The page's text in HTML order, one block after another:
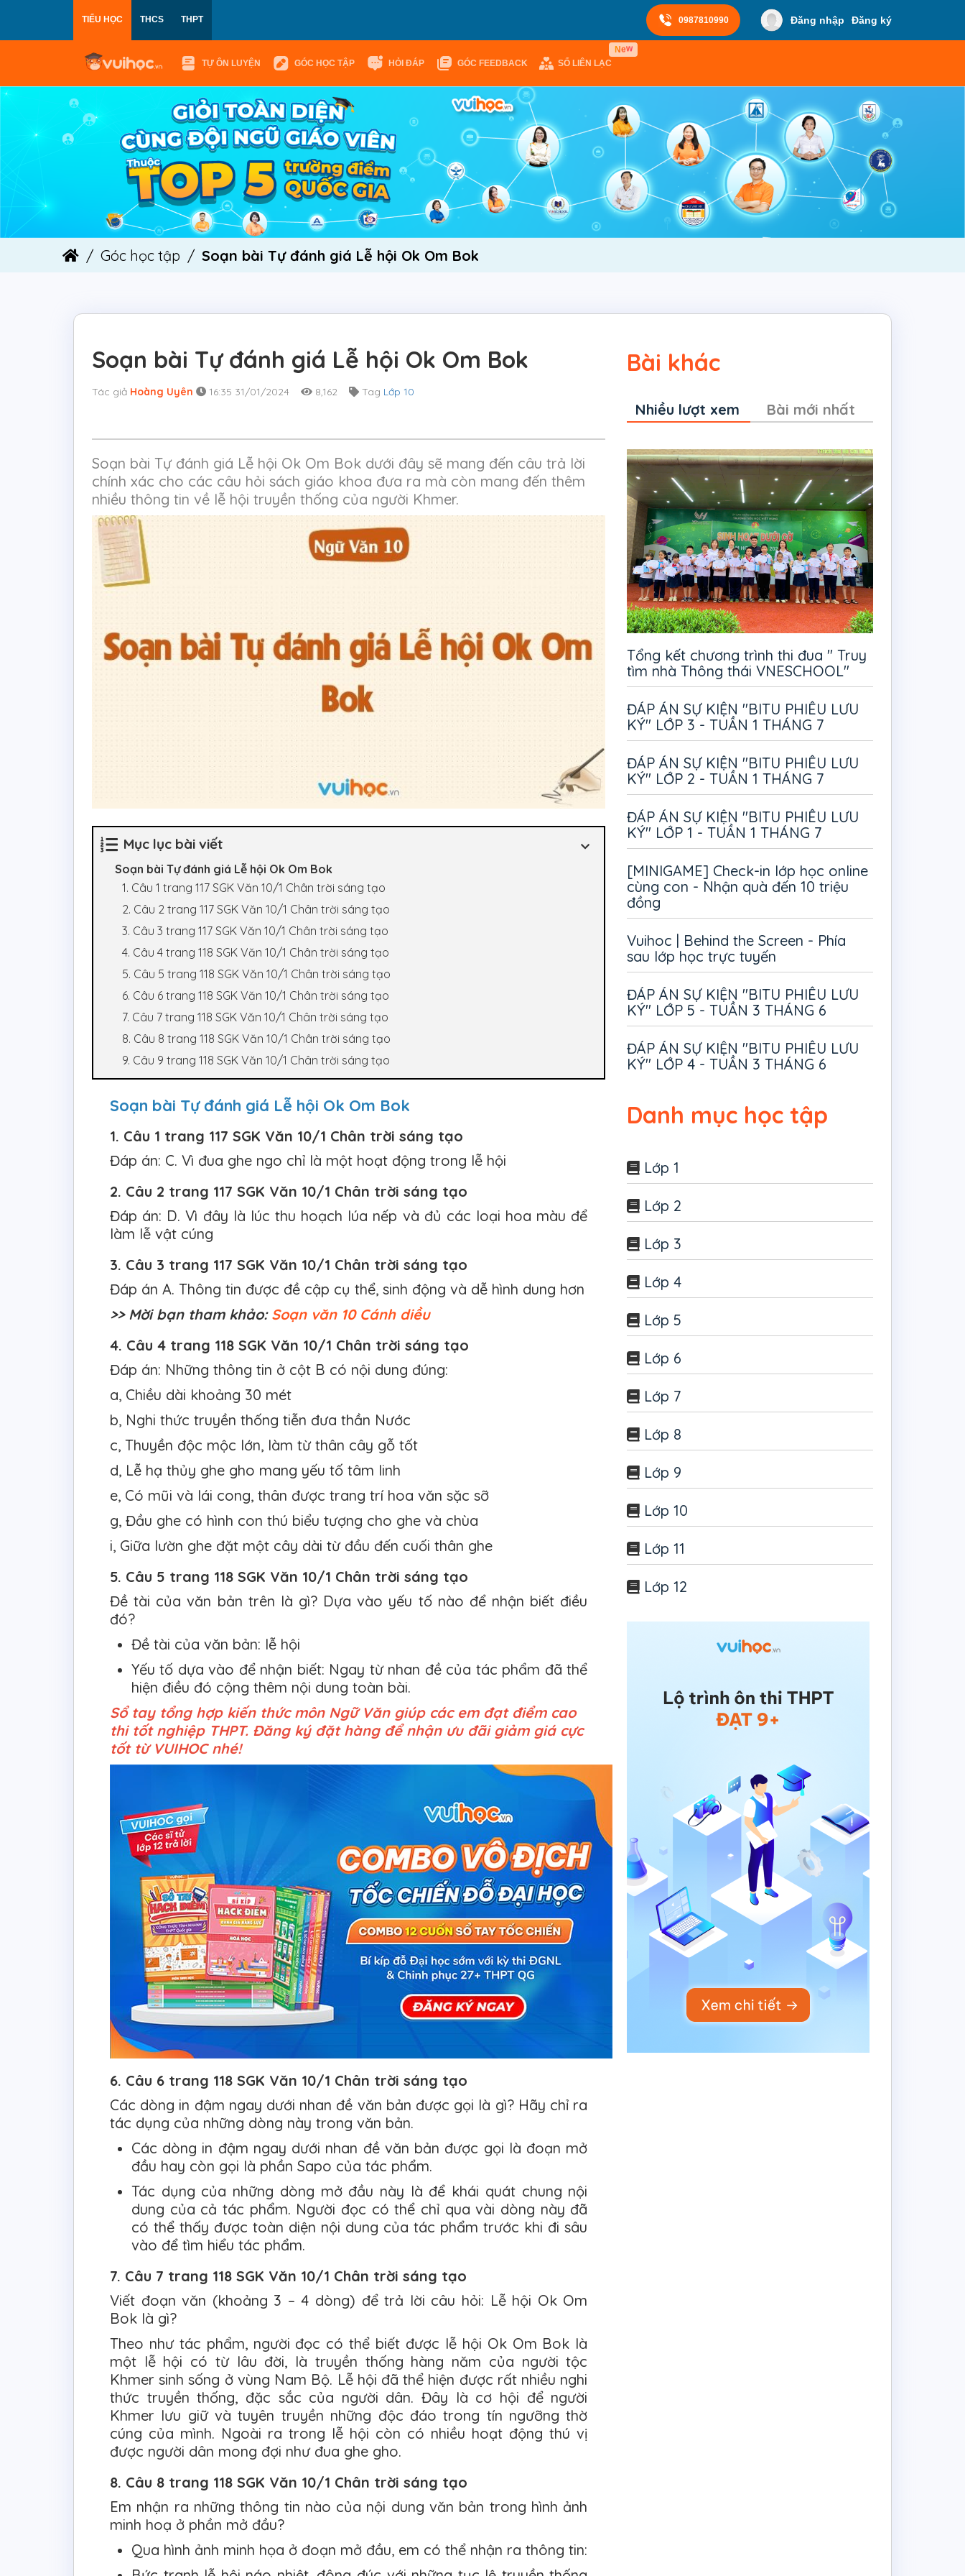
TIỂU HỌC THCS THPT 0987810990 Đăng nhập Đăng ký
TỰ ÔN LUYỆN GÓC HỌC TẬP HỎI ĐÁP GÓC FEEDBACK SỔ LIÊN LẠC
New
Góc học tập Soạn bài Tự đánh giá Lễ hội Ok Om Bok
Soạn bài Tự đánh giá Lễ hội Ok Om Bok
Tác giả Hoàng Uyên 16:35 31/01/2024 8,162 Tag Lớp 10
Soạn bài Tự đánh giá Lễ hội Ok Om Bok dưới đây sẽ mang đến câu trả lời
chính xác cho các câu hỏi sách giáo khoa đưa ra mà còn mang đến thêm
nhiều thông tin về lễ hội truyền thống của người Khmer.
Mục lục bài viết
Soạn bài Tự đánh giá Lễ hội Ok Om Bok
1. Câu 1 trang 117 SGK Văn 10/1 Chân trời sáng tạo
2. Câu 2 trang 117 SGK Văn 10/1 Chân trời sáng tạo
3. Câu 3 trang 117 SGK Văn 10/1 Chân trời sáng tạo
4. Câu 4 trang 118 SGK Văn 10/1 Chân trời sáng tạo
5. Câu 5 trang 118 SGK Văn 10/1 Chân trời sáng tạo
6. Câu 6 trang 118 SGK Văn 10/1 Chân trời sáng tạo
7. Câu 7 trang 118 SGK Văn 10/1 Chân trời sáng tạo
8. Câu 8 trang 118 SGK Văn 10/1 Chân trời sáng tạo
9. Câu 9 trang 118 SGK Văn 10/1 Chân trời sáng tạo
Soạn bài Tự đánh giá Lễ hội Ok Om Bok
1. Câu 1 trang 117 SGK Văn 10/1 Chân trời sáng tạo
Đáp án: C. Vì đua ghe ngo chỉ là một hoạt động trong lễ hội
2. Câu 2 trang 117 SGK Văn 10/1 Chân trời sáng tạo
Đáp án: D. Vì đây là lúc thu hoạch lúa nếp và đủ các loại hoa màu để
làm lễ vật cúng
3. Câu 3 trang 117 SGK Văn 10/1 Chân trời sáng tạo
Đáp án A. Thông tin được đề cập cụ thể, sinh động và dễ hình dung hơn
>> Mời bạn tham khảo: Soạn văn 10 Cánh diều
4. Câu 4 trang 118 SGK Văn 10/1 Chân trời sáng tạo
Đáp án: Những thông tin ở cột B có nội dung đúng:
a, Chiều dài khoảng 30 mét
b, Nghi thức truyền thống tiễn đưa thần Nước
c, Thuyền độc mộc lớn, làm từ thân cây gỗ tốt
d, Lễ hạ thủy ghe gho mang yếu tố tâm linh
e, Có mũi và lái cong, thân được trang trí hoa văn sặc sỡ
g, Đầu ghe có hình con thú biểu tượng cho ghe và chùa
i, Giữa lườn ghe đặt một cây dài từ đầu đến cuối thân ghe
5. Câu 5 trang 118 SGK Văn 10/1 Chân trời sáng tạo
Đề tài của văn bản trên là gì? Dựa vào yếu tố nào để nhận biết điều
đó?
Đề tài của văn bản: lễ hội
Yếu tố dựa vào để nhận biết: Ngay từ nhan đề của tác phẩm đã thể
hiện điều đó cộng thêm nội dung toàn bài.
Sổ tay tổng hợp kiến thức môn Ngữ Văn giúp các em đạt điểm cao
thi tốt nghiệp THPT. Đăng ký đặt hàng để nhận ưu đãi giảm giá cực
tốt từ VUIHOC nhé!
6. Câu 6 trang 118 SGK Văn 10/1 Chân trời sáng tạo
Các dòng in đậm ngay dưới nhan đề văn bản được gọi là gì? Hãy chỉ ra
tác dụng của những dòng này trong văn bản.
Các dòng in đậm ngay dưới nhan đề văn bản được gọi là đoạn mở
đầu hay còn gọi là phần Sapo của tác phẩm.
Tác dụng của những dòng mở đầu này là để khái quát chung nội
dung của cả tác phẩm. Người đọc có thể chỉ qua vài dòng này đã
có thể thấy được toàn diện nội dung của tác phẩm trước khi đi sâu
vào để tìm hiểu tác phẩm.
7. Câu 7 trang 118 SGK Văn 10/1 Chân trời sáng tạo
Viết đoạn văn (khoảng 3 – 4 dòng) để trả lời câu hỏi: Lễ hội Ok Om
Bok là gì?
Theo như tác phẩm, người đọc có thể biết được lễ hội Ok Om Bok là
một lễ hội có từ lâu đời, là truyền thống hàng năm của người tộc
Khmer sinh sống ở vùng Nam Bộ. Lễ hội đã thể hiện được rất nhiều nghi
thức truyền thống, đặc sắc của người dân. Đây là cơ hội để người
Khmer lưu giữ và tuyên truyền những độc đáo trong tín ngưỡng thờ
cúng của mình. Ngoài ra trong lễ hội còn có nhiều hoạt động thú vị
được người dân mong đợi như đua ghe gho.
8. Câu 8 trang 118 SGK Văn 10/1 Chân trời sáng tạo
Em nhận ra những thông tin nào của nội dung văn bản trong hình ảnh
minh hoạ ở phần mở đầu?
Qua hình ảnh minh họa ở đoạn mở đầu, em có thể nhận ra thông tin:
Bài khác
Nhiều lượt xem Bài mới nhất
Tổng kết chương trình thi đua " Truy
tìm nhà Thông thái VNESCHOOL"
ĐÁP ÁN SỰ KIỆN "BITU PHIÊU LƯU
KÝ" LỚP 3 - TUẦN 1 THÁNG 7
ĐÁP ÁN SỰ KIỆN "BITU PHIÊU LƯU
KÝ" LỚP 2 - TUẦN 1 THÁNG 7
ĐÁP ÁN SỰ KIỆN "BITU PHIÊU LƯU
KÝ" LỚP 1 - TUẦN 1 THÁNG 7
[MINIGAME] Check-in lớp học online
cùng con - Nhận quà đến 10 triệu
đồng
Vuihoc | Behind the Screen - Phía
sau lớp học trực tuyến
ĐÁP ÁN SỰ KIỆN "BITU PHIÊU LƯU
KÝ" LỚP 5 - TUẦN 3 THÁNG 6
ĐÁP ÁN SỰ KIỆN "BITU PHIÊU LƯU
KÝ" LỚP 4 - TUẦN 3 THÁNG 6
Danh mục học tập
Lớp 1
Lớp 2
Lớp 3
Lớp 4
Lớp 5
Lớp 6
Lớp 7
Lớp 8
Lớp 9
Lớp 10
Lớp 11
Lớp 12